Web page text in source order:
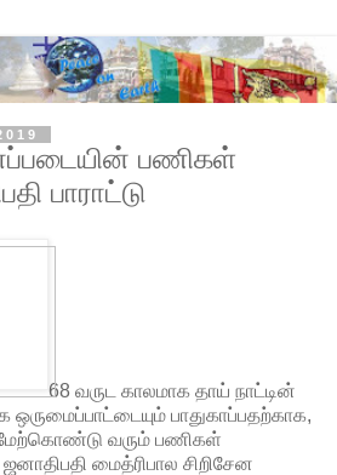
பணிகள்
பாராட்டு
68 வருட காலமாக தாய் நாட்டின்
பாதுகாப்பதற்காக,
வரும் பணிகள்
மைத்ரிபால சிறிசேன